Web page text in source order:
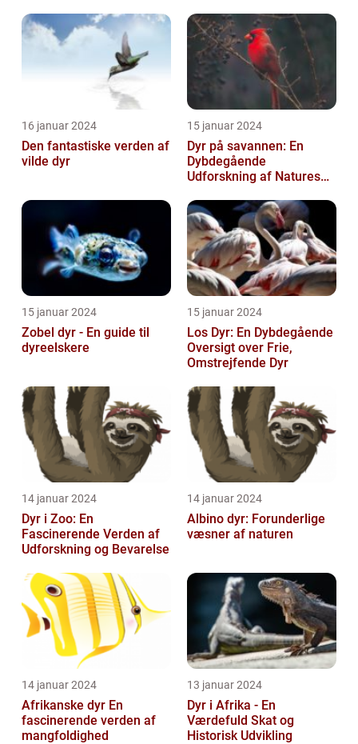
16 januar 2024
Den fantastiske verden af
vilde dyr
15 januar 2024
Dyr på savannen: En
Dybdegående
Udforskning af Natures
Skabninger
15 januar 2024
Zobel dyr - En guide til
dyreelskere
15 januar 2024
Los Dyr: En Dybdegående
Oversigt over Frie,
Omstrejfende Dyr
14 januar 2024
Dyr i Zoo: En
Fascinerende Verden af
Udforskning og Bevarelse
14 januar 2024
Albino dyr: Forunderlige
væsner af naturen
14 januar 2024
Afrikanske dyr En
fascinerende verden af
mangfoldighed
13 januar 2024
Dyr i Afrika - En
Værdefuld Skat og
Historisk Udvikling